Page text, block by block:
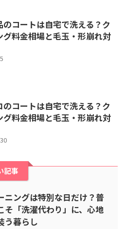
のコートは自宅で洗える？ク
グ料金相場と毛玉・形崩れ対
のコートは自宅で洗える？ク
グ料金相場と毛玉・形崩れ対
記事
ニングは特別な日だけ？普
そ「洗濯代わり」に、心地
う暮らし